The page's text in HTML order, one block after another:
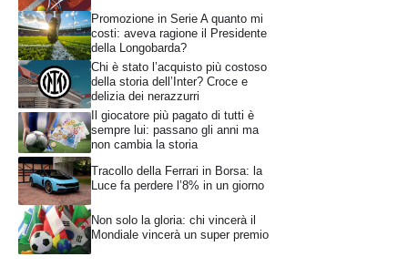
Promozione in Serie A quanto mi
costi: aveva ragione il Presidente
della Longobarda?
Chi è stato l’acquisto più costoso
della storia dell’Inter? Croce e
delizia dei nerazzurri
Il giocatore più pagato di tutti è
sempre lui: passano gli anni ma
non cambia la storia
Tracollo della Ferrari in Borsa: la
Luce fa perdere l’8% in un giorno
Non solo la gloria: chi vincerà il
Mondiale vincerà un super premio